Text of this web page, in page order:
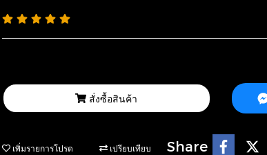
สั่งซื้อสินค้า
เพิ่มรายการโปรด เปรียบเทียบ Share